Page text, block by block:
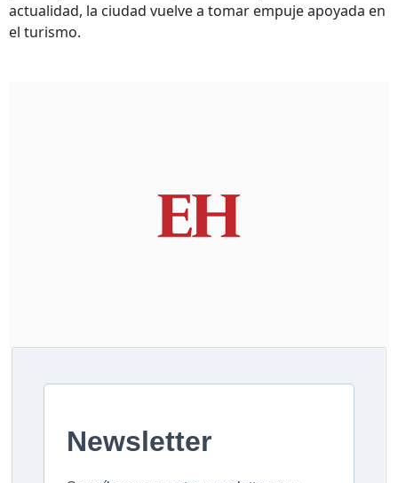
actualidad, la ciudad vuelve a tomar empuje apoyada en
el turismo.